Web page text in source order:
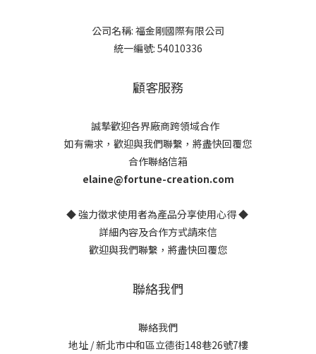
公司名稱: 福金剛國際有限公司
統一編號: 54010336
顧客服務
誠摯歡迎各界廠商跨領域合作
如有需求，歡迎與我們聯繫，將盡快回覆您
合作聯絡信箱
elaine@fortune-creation.com
◆ 強力徵求使用者為產品分享使用心得 ◆
詳細內容及合作方式請來信
歡迎與我們聯繫，將盡快回覆您
聯絡我們
聯絡我們
地址 / 新北市中和區立德街148巷26號7樓